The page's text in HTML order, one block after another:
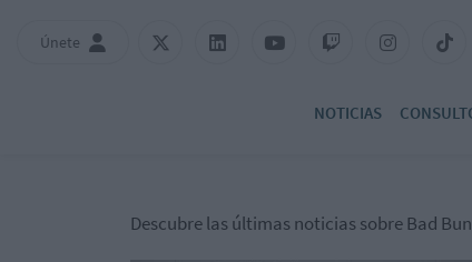
Únete
NOTICIAS
Descubre las últimas noticias sobre Bad